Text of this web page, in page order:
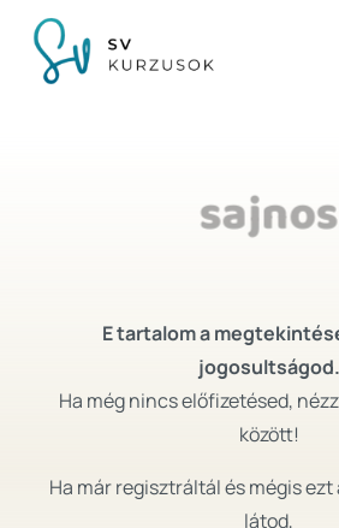
sajnos
E tartalom a
jogosultságod.
Ha még nincs előfizetésed,
között!
Ha már regisztráltál és mégis
látod,